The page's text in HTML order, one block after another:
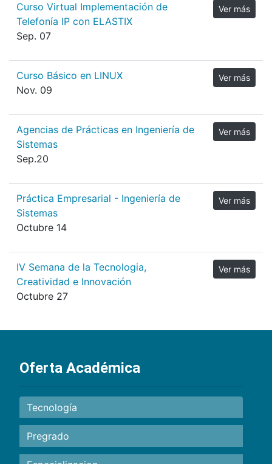
Curso Virtual Implementación de
Telefonía IP con ELASTIX
Sep. 07
Ver más
Curso Básico en LINUX
Nov. 09
Ver más
Agencias de Prácticas en Ingeniería de
Sistemas
Sep.20
Ver más
Práctica Empresarial - Ingeniería de
Sistemas
Octubre 14
Ver más
IV Semana de la Tecnologia,
Creatividad e Innovación
Octubre 27
Ver más
Oferta Académica
Tecnología
Pregrado